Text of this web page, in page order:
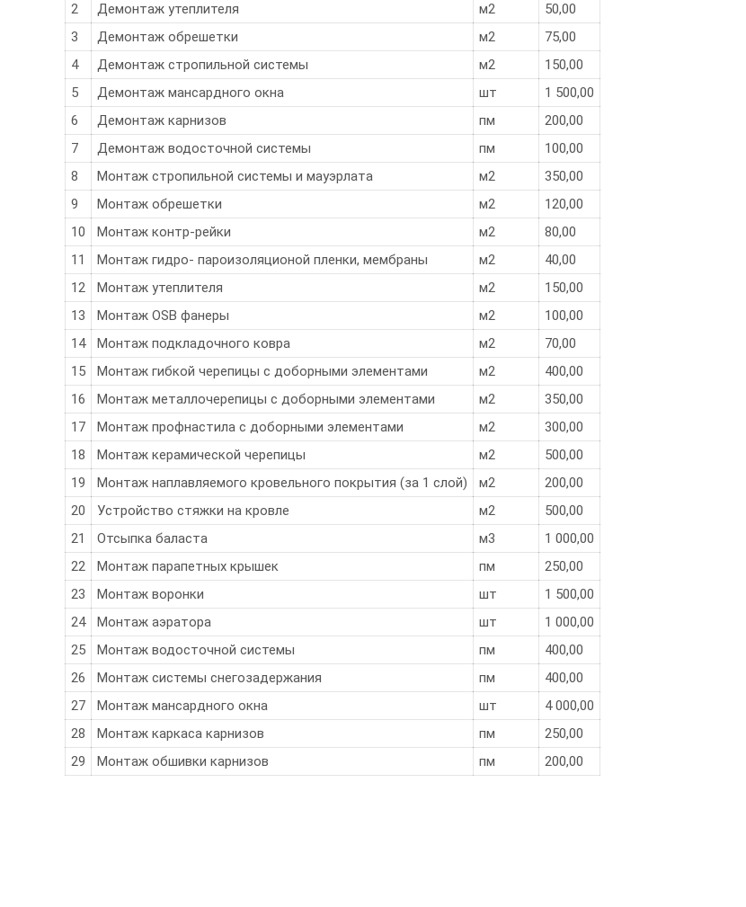
2
Демонтаж утеплителя м2
50,00
3
Демонтаж обрешетки м2
75,00
4
Демонтаж стропильной системы м2
150,00
5
Демонтаж мансардного окна шт
1 500,00
6
Демонтаж карнизов пм
200,00
7
Демонтаж водосточной системы пм
100,00
8
Монтаж стропильной системы и мауэрлата м2
350,00
9
Монтаж обрешетки м2
120,00
10
Монтаж контр-рейки м2
80,00
11
Монтаж гидро- пароизоляционой пленки, мембраны м2
40,00
12
Монтаж утеплителя м2
150,00
13
Монтаж OSB фанеры м2
100,00
14
Монтаж подкладочного ковра м2
70,00
15
Монтаж гибкой черепицы с доборными элементами м2
400,00
16
Монтаж металлочерепицы с доборными элементами м2
350,00
17
Монтаж профнастила с доборными элементами м2
300,00
18
Монтаж керамической черепицы м2
500,00
19
Монтаж наплавляемого кровельного покрытия (за 1 слой) м2
200,00
20
Устройство стяжки на кровле м2
500,00
21
Отсыпка баласта м3
1 000,00
22
Монтаж парапетных крышек пм
250,00
23
Монтаж воронки шт
1 500,00
24
Монтаж аэратора шт
1 000,00
25
Монтаж водосточной системы пм
400,00
26
Монтаж системы снегозадержания пм
400,00
27
Монтаж мансардного окна шт
4 000,00
28
Монтаж каркаса карнизов пм
250,00
29
Монтаж обшивки карнизов пм 200,00